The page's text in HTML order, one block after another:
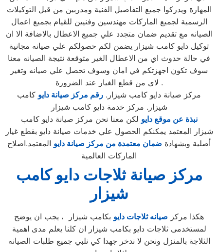
المهارة ويدركوا جميع التفاصيل الفنية ومدربين من قبل التوكيلات
الرسمية لجميع الماركات مهندسين وفنيين للقيام بجميع اعمال
الصيانه مع تقديم ضمان متجدد علي جميع الاعطال بالاضافة الا ان
توكيل دايو كامب شيزار يضمن لكم حصولكم علي صيانه مجانية
في حالة حدوث اي من الاعطال الغير متوقعة نتيجة الصيانه معنا
سوف تكون اجهزتكم في امان وسوف تحصل علي صيانه وتغير
لاي من قطع الغيار عند الضرورة .
مركز صيانة دايو كامب شيزار. رقم مركز صيانة دايو كامب
شيزار. مركز خدمة دايو كامب شيزار
نبذة عن موقع دايو لكن معنا نحن مركز صيانة دايو كامب
شيزار المعتمد يمكنكم الحصول علي خدمات صيانة دايو بقطع غيار
أصلية وبشهادة ضمان معتمدة من مركز صيانة دايو المعتمد.اصلاح
الماركات العالمية
مركز صيانة ثلاجات دايو كامب
شيزار
هكذا مركز صيانه ثلاجات دايو بكامب شيزار ، يجب ان يوضح
لمستخدمى ثلاجات دايو بكامب شيزار ان كلنا يعلم مدى اهمية
الثلاجة بالمنزل ونحن لا ندخر جهدا كي نلبي جميع طلبات الصيانه